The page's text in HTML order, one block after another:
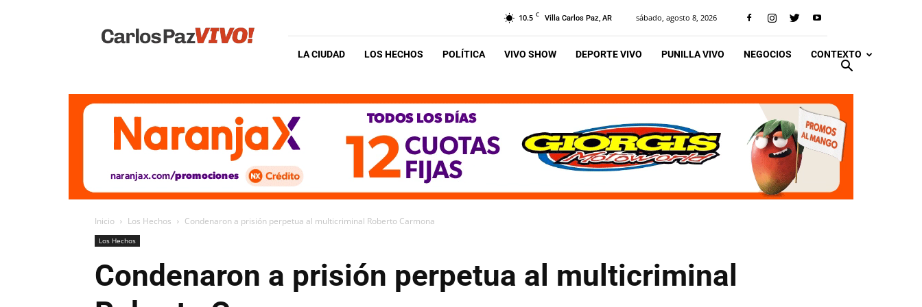
Vivo
10.5 C Villa Carlos Paz, AR sábado, agosto 8, 2026
LA CIUDAD LOS HECHOS POLÍTICA VIVO SHOW DEPORTE VIVO PUNILLA VIVO NEGOCIOS CONTEXTO
Inicio Los Hechos Condenaron a prisión perpetua al multicriminal Roberto Carmona
Los Hechos
Condenaron a prisión perpetua al multicriminal